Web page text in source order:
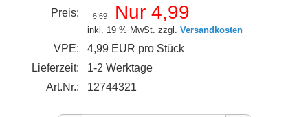
Preis: 6,69 Nur 4,99
inkl. 19 % MwSt. zzgl. Versandkosten
VPE:
4,99 EUR pro Stück
Lieferzeit:
1-2 Werktage
Art.Nr.:
12744321